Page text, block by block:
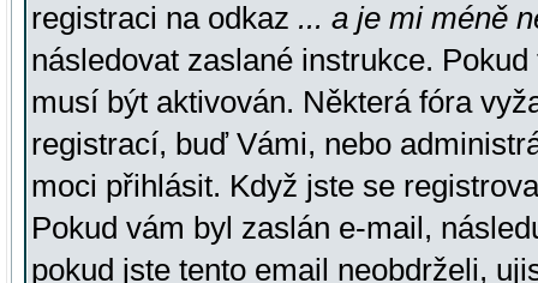
registraci na odkaz ... a je mi méně
následovat zaslané instrukce.
musí být aktivován. Některá fóra
registrací, buď Vámi, nebo
moci přihlásit. Když jste se
Pokud vám byl zaslán e-mail,
pokud jste tento email neobdrželi,